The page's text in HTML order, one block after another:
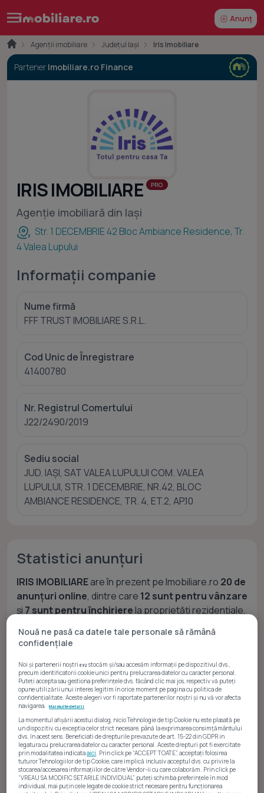
Anunț
Agenții imobiliare Județul Iași Iris Imobiliare
Partener Imobiliare.ro Finance
IRIS IMOBILIARE
Agenție imobiliară din Iași
Str. 1 DECEMBRIE 42 Bloc Ambiance Residence, Tr.
4 Valea Lupului
Informații companie
Nume firmă
FFF TRUST IMOBILIARE S.R.L.
Cod Unic de Înregistrare
41400780
Nr. Registrul Comertului
J22/2490/2019
Sediu social
JUD. IAȘI, SAT VALEA LUPULUI COM. VALEA
LUPULUI, STR. 1 DECEMBRIE, NR.42, BLOC
AMBIANCE RESIDENCE, TR. 4, ET.2, AP.10
Statistici anunțuri
IRIS IMOBILIAREare în prezent pe Imobiliare.ro 20 de
anunțuri online, dintre care 12 sunt pentru vânzare
și 7 sunt pentru închirierela proprietăți rezidențiale,
Portofoliul din ultimele 12 luni arată în principal
apartamente, iar pentru locuințele rezidențiale
prețurile au variat între31.9K Euroși200K Euro
pentruvânzare, respectiv între250 Euroși400
Europentruînchiriere.
Rezidențial
Nouă ne pasă ca datele tale personale să rămână
confidențiale
Noi și partenerii noștri692 stocăm și/sau accesăm informații pe dispozitivul dvs.,
precum identificatorii cookie unici pentru prelucrarea datelor cu caracter personal.
Puteți accepta sau gestiona preferințele dvs. făcând clic mai jos, respectiv vă puteți
opune utilizării unui interes legitim în orice moment pe pagina cu politica de
confidențialitate. Aceste alegeri vor fi raportate partenerilor noștri și nu vă vor afecta
navigarea.
Mai multe detalii
La momentul afișării acestui dialog, nicio Tehnologie de tip Cookie nu este plasată pe
un dispozitiv, cu exceptia celor strict necesare, până la exprimarea consimțământului
dvs. în acest sens. Beneficiati de drepturile prevazute de art. 15-22 din GDPR in
legatura cu prelucrarea datelor cu caracter personal. Aceste drepturi pot fi exercitate
prin modalitatea indicataaici. Prin click pe “ACCEPT TOATE”, acceptați folosirea
tuturor Tehnologiilor de tip Cookie, care implică inclusiv acceptul dvs. cu privire la
stocarea/accesarea informațiilor de către Vendor-ii cu care colaborăm. Prin click pe
“VREAU SA MODIFIC SETARILE INDIVIDUAL” puteți schimba preferințele în mod
individual, mai puțin cele legate de cookie strict necesare pentru funcționarea